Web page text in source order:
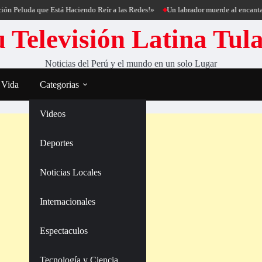
que Está Haciendo Reír a las Redes!» Un labrador muerde al encantador
Televisión Latina
Noticias del Perú y el mundo en un solo Lugar
Categorias
Videos
Deportes
Noticias Locales
Internacionales
Espectaculos
Tecnología y Ciencia